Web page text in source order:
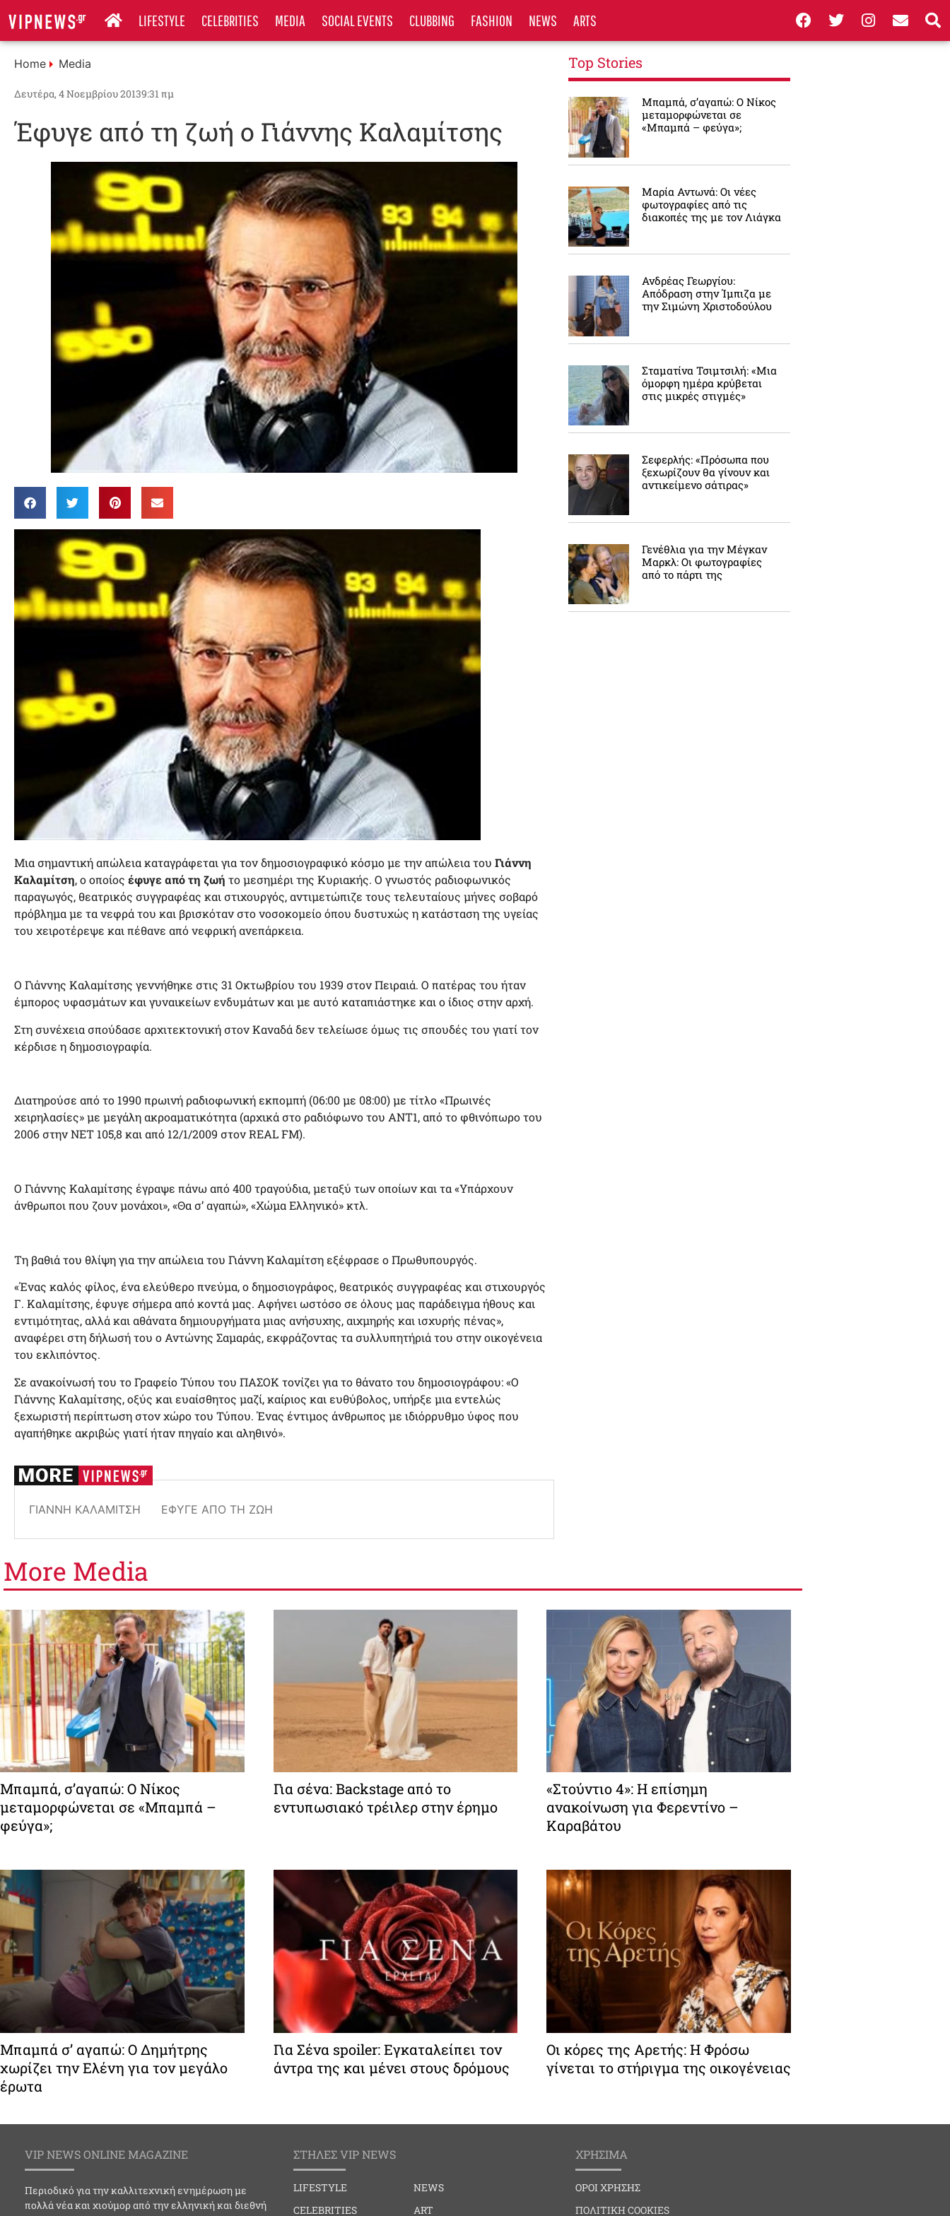
LIFESTYLE CELEBRITIES MEDIA SOCIAL EVENTS CLUBBING FASHION NEWS ARTS
Home Media
Δευτέρα, 4 Νοεμβρίου 20139:31 πμ
Έφυγε από τη ζωή ο Γιάννης Καλαμίτσης
Μια σημαντική απώλεια καταγράφεται για τον δημοσιογραφικό κόσμο με την απώλεια του Γιάννη
Καλαμίτση, ο οποίος έφυγε από τη ζωή το μεσημέρι της Κυριακής. Ο γνωστός ραδιοφωνικός
παραγωγός, θεατρικός συγγραφέας και στιχουργός, αντιμετώπιζε τους τελευταίους μήνες σοβαρό
πρόβλημα με τα νεφρά του και βρισκόταν στο νοσοκομείο όπου δυστυχώς η κατάσταση της υγείας
του χειροτέρεψε και πέθανε από νεφρική ανεπάρκεια.
Ο Γιάννης Καλαμίτσης γεννήθηκε στις 31 Οκτωβρίου του 1939 στον Πειραιά. Ο πατέρας του ήταν
έμπορος υφασμάτων και γυναικείων ενδυμάτων και με αυτό καταπιάστηκε και ο ίδιος στην αρχή.
Στη συνέχεια σπούδασε αρχιτεκτονική στον Καναδά δεν τελείωσε όμως τις σπουδές του γιατί τον
κέρδισε η δημοσιογραφία.
Διατηρούσε από το 1990 πρωινή ραδιοφωνική εκπομπή (06:00 με 08:00) με τίτλο «Πρωινές
χειρηλασίες» με μεγάλη ακροαματικότητα (αρχικά στο ραδιόφωνο του ΑΝΤ1, από το φθινόπωρο του
2006 στην ΝΕΤ 105,8 και από 12/1/2009 στον REAL FM).
Ο Γιάννης Καλαμίτσης έγραψε πάνω από 400 τραγούδια, μεταξύ των οποίων και τα «Υπάρχουν
άνθρωποι που ζουν μονάχοι», «Θα σ’ αγαπώ», «Χώμα Ελληνικό» κτλ.
Τη βαθιά του θλίψη για την απώλεια του Γιάννη Καλαμίτση εξέφρασε ο Πρωθυπουργός.
«Ένας καλός φίλος, ένα ελεύθερο πνεύμα, ο δημοσιογράφος, θεατρικός συγγραφέας και στιχουργός
Γ. Καλαμίτσης, έφυγε σήμερα από κοντά μας. Αφήνει ωστόσο σε όλους μας παράδειγμα ήθους και
εντιμότητας, αλλά και αθάνατα δημιουργήματα μιας ανήσυχης, αιχμηρής και ισχυρής πένας»,
αναφέρει στη δήλωσή του ο Αντώνης Σαμαράς, εκφράζοντας τα συλλυπητήριά του στην οικογένεια
του εκλιπόντος.
Σε ανακοίνωσή του το Γραφείο Τύπου του ΠΑΣΟΚ τονίζει για το θάνατο του δημοσιογράφου: «Ο
Γιάννης Καλαμίτσης, οξύς και ευαίσθητος μαζί, καίριος και ευθύβολος, υπήρξε μια εντελώς
ξεχωριστή περίπτωση στον χώρο του Τύπου. Ένας έντιμος άνθρωπος με ιδιόρρυθμο ύφος που
αγαπήθηκε ακριβώς γιατί ήταν πηγαίο και αληθινό».
ΓΙΆΝΝΗ ΚΑΛΑΜΊΤΣΗ ΈΦΥΓΕ ΑΠΌ ΤΗ ΖΩΉ
Top Stories
Μπαμπά, σ’αγαπώ: O Νίκος
μεταμορφώνεται σε
«Μπαμπά – φεύγα»;
Μαρία Αντωνά: Οι νέες
φωτογραφίες από τις
διακοπές της με τον Λιάγκα
Ανδρέας Γεωργίου:
Απόδραση στην Ίμπιζα με
την Σιμώνη Χριστοδούλου
Σταματίνα Τσιμτσιλή: «Μια
όμορφη ημέρα κρύβεται
στις μικρές στιγμές»
Σεφερλής: «Πρόσωπα που
ξεχωρίζουν θα γίνουν και
αντικείμενο σάτιρας»
Γενέθλια για την Μέγκαν
Μαρκλ: Οι φωτογραφίες
από το πάρτι της
More Media
Μπαμπά, σ’αγαπώ: O Νίκος
μεταμορφώνεται σε «Μπαμπά –
φεύγα»;
Για σένα: Backstage από το
εντυπωσιακό τρέιλερ στην έρημο
«Στούντιο 4»: Η επίσημη
ανακοίνωση για Φερεντίνο –
Καραβάτου
Μπαμπά σ’ αγαπώ: Ο Δημήτρης
χωρίζει την Ελένη για τον μεγάλο
έρωτα
Για Σένα spoiler: Εγκαταλείπει τον
άντρα της και μένει στους δρόμους
Οι κόρες της Αρετής: Η Φρόσω
γίνεται το στήριγμα της οικογένειας
VIP NEWS ONLINE MAGAZINE
Περιοδικό για την καλλιτεχνική ενημέρωση με
πολλά νέα και χιούμορ από την ελληνική και διεθνή
ΣΤΗΛΕΣ VIP NEWS
LIFESTYLE
CELEBRITIES
NEWS
ART
ΧΡΗΣΙΜΑ
ΟΡΟΙ ΧΡΗΣΗΣ
ΠΟΛΙΤΙΚΗ COOKIES